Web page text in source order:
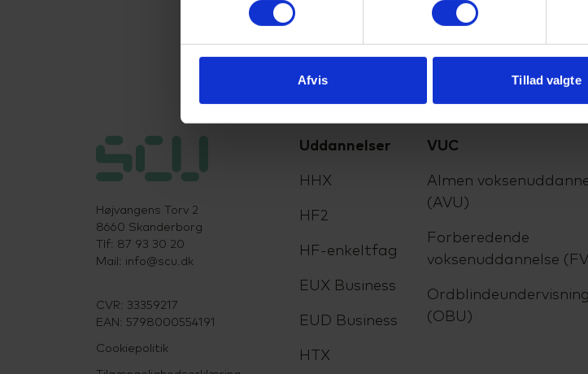
Afvis Tillad valgte
Højvangens Torv 2
8660 Skanderborg
Tlf: 87 93 30 20
Mail: info@scu.dk
CVR: 33359217
EAN: 5798000554191
Cookiepolitik
Uddannelser
HHX
HF2
HF-enkeltfag
EUX Business
EUD Business
HTX
VUC
Almen
(AVU)
Forberedende
voksenuddannelse
Ordblindeundervisning
(OBU)